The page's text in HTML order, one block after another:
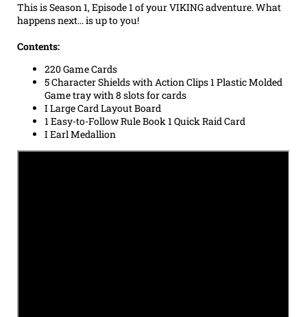
This is Season 1, Episode 1 of your VIKING adventure. What
happens next... is up to you!
Contents:
220 Game Cards
5 Character Shields with Action Clips 1 Plastic Molded
Game tray with 8 slots for cards
I Large Card Layout Board
1 Easy-to-Follow Rule Book 1 Quick Raid Card
I Earl Medallion